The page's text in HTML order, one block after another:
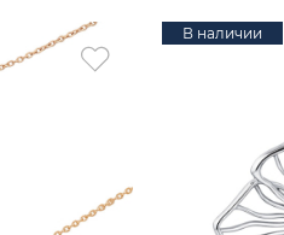
В наличии